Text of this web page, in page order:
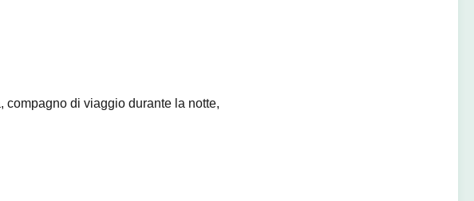
compagno di viaggio durante la notte,